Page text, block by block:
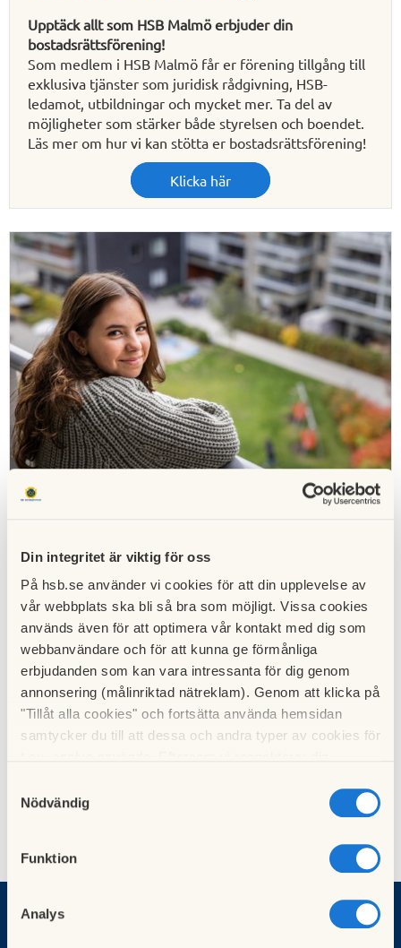
Din integritet är viktig för oss
På hsb.se använder vi cookies för att din upplevelse av
vår webbplats ska bli så bra som möjligt. Vissa cookies
används även för att optimera vår kontakt med dig som
webbanvändare och för att kunna ge förmånliga
erbjudanden som kan vara intressanta för dig genom
annonsering (målinriktad nätreklam). Genom att klicka på
"Tillåt alla cookies" och fortsätta använda hemsidan
samtycker du till att dessa och andra typer av cookies för
cookies och välja att endast tillåta ett urval.
Nödvändig
Funktion
Analys
Upptäck allt som HSB Malmö erbjuder din
bostadsrättsförening!
Som medlem i HSB Malmö får er förening tillgång till
exklusiva tjänster som juridisk rådgivning, HSB-
ledamot, utbildningar och mycket mer. Ta del av
möjligheter som stärker både styrelsen och boendet.
Läs mer om hur vi kan stötta er bostadsrättsförening!
Klicka här
Bli medlem i HSB och få tillgång till förmåner som gör
skillnad!
Som privatperson och medlem i HSB Malmö får du
förtur till bostäder, juridisk rådgivning, unika
erbjudanden och inspiration från vår medlemstidning
Hemma i HSB. Ta steget mot ett tryggare och mer
förmånligt boende. Läs mer om varför medlemskap
lönar sig.
Vad vill du göra?